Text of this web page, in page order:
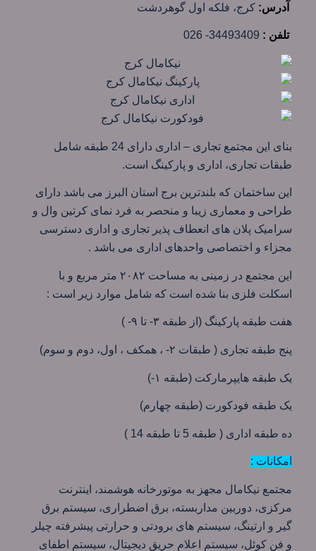
آدرس: کرج، فلکه اول گوهردشت
تلفن :
بنای این مجتمع تجاری – اداری دارای 24 طبقه شامل
طبقات تجاری، اداری و پارکینگ است.
این ساختمان که بلندترین برج استان البرز می باشد دارای
طراحی و معماری زیبا و منحصر به فرد نمای کرتین وال و
سرامیک پلان های انعطاف پذیر تجاری و اداری دسترسی
مجزاء و اختصاصی واحدهای اداری می باشد .
این مجتمع در زمینی به مساحت ۲۰۸۲ متر مربع و با
اسکلت فلزی بنا شده است که شامل موارد زیر است :
هفت طبقه پارکینگ (از طبقه ۳- تا ۹- )
پنج طبقه تجاری ( طبقات ۲- ، همکف ، اول، دوم و سوم)
یک طبقه هایپرمارکت (طبقه ۱-)
یک طبقه فودکورت (طبقه چهارم)
ده طبقه اداری ( طبقه 5 تا طبقه 14 )
امکانات :
مجتمع نیکامال مجهز به موتورخانه هوشمند، اینترنت
مرکزی، دوربین مداربسته، برق اضطراری، سیستم برق
گیر و ارتینگ، سیستم های برودتی و حرارتی پیشرفته چیلر
و فن کوئل، سیستم اعلام حریق دیجیتال، سیستم اطفای